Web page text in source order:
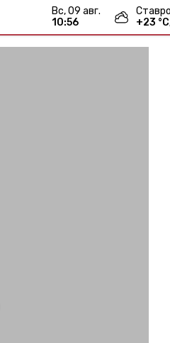
вс, 09 авг.
10:56
+23